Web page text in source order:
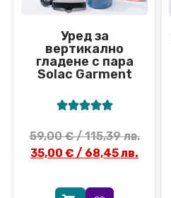
Уред за
вертикално
гладене с пара
Solac Garment

59,00€/ 115,39 лв.
35,00 € / 68,45 лв.